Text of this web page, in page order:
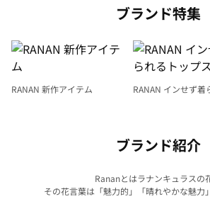
ブランド特集
RANAN 新作アイテム
RANAN インせず着
ブランド紹介
Rananとはラナンキュラスの
その花言葉は「魅力的」「晴れやかな魅力